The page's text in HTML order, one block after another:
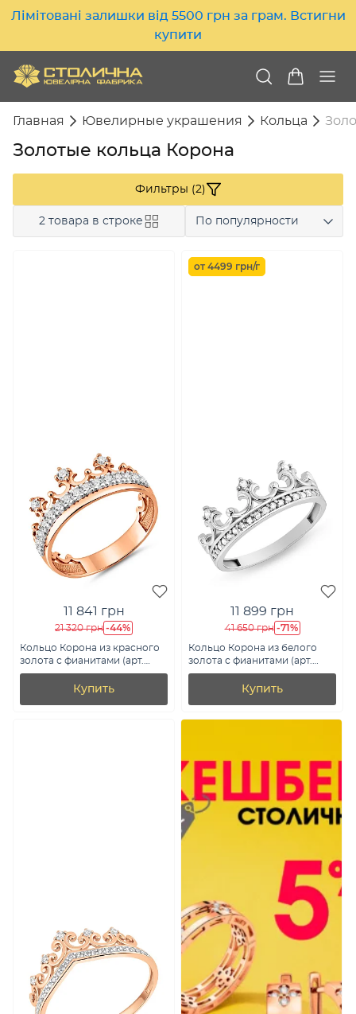
Лімітовані залишки від 5500 грн за грам. Встигни
купити
Главная Ювелирные украшения Кольца
Золотые кольца Корона
Фильтры (2)
2 товара в строке По популярности
11 841 грн
21 320 грн -44%
Кольцо Корона из красного
золота с фианитами (арт.
140691)
Купить
от 4499 грн/г
11 899 грн
41 650 грн -71%
Кольцо Корона из белого
золота с фианитами (арт.
155095б)
Купить